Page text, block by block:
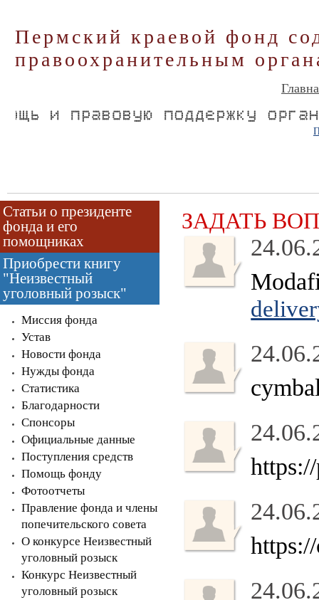
Пермский краевой фонд
правоохранительным
Статьи о президенте
фонда и его
помощниках
Приобрести книгу
"Неизвестный
уголовный розыск"
Миссия фонда
Устав
Новости фонда
Нужды фонда
Статистика
Благодарности
Спонсоры
Официальные данные
Поступления средств
Помощь фонду
Фотоотчеты
Правление фонда и члены
попечительского совета
О конкурсе Неизвестный
уголовный розыск
Конкурс Неизвестный
уголовный розыск
ЗАДАТЬ